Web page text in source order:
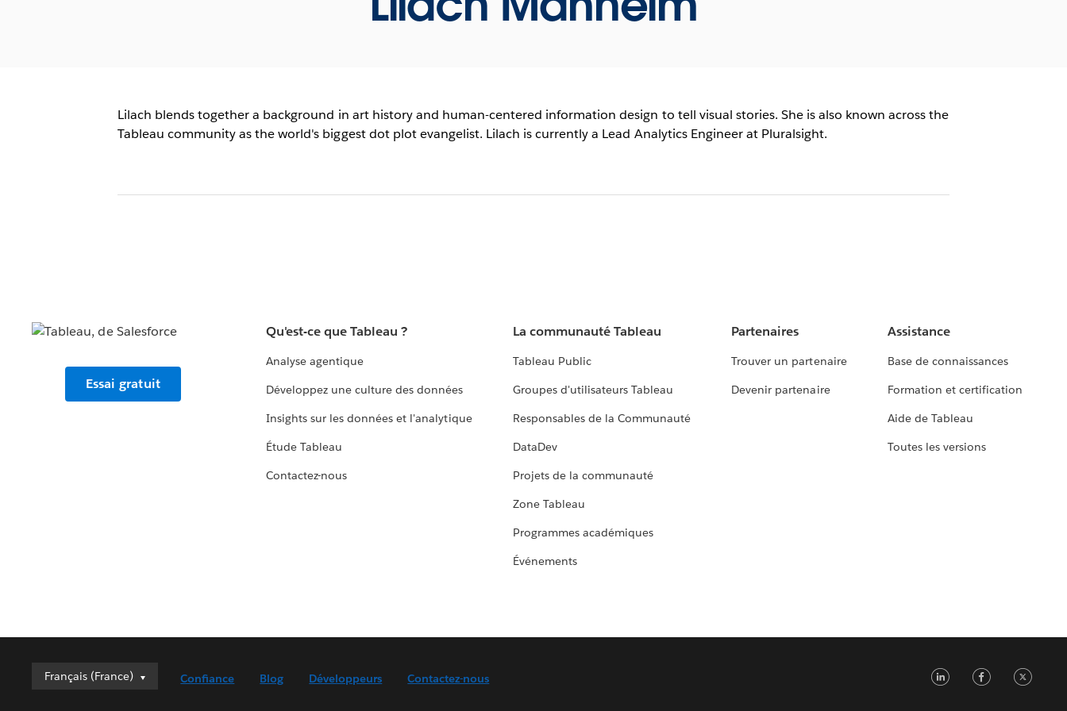
Lilach blends together a background in art history and human-centered information design to tell visual stories. She is also known across the
Tableau community as the world's biggest dot plot evangelist. Lilach is currently a Lead Analytics Engineer at Pluralsight.
Essai gratuit
Qu'est-ce que Tableau ?
Analyse agentique
Développez une culture des données
Insights sur les données et l'analytique
Étude Tableau
Contactez-nous
La communauté Tableau
Tableau Public
Groupes d'utilisateurs Tableau
Responsables de la Communauté
DataDev
Projets de la communauté
Zone Tableau
Programmes académiques
Événements
Partenaires
Trouver un partenaire
Devenir partenaire
Assistance
Base de connaissances
Formation et certification
Aide de Tableau
Toutes les versions
Français (France)
Français (France)
Confiance Blog Développeurs Contactez-nous LinkedIn